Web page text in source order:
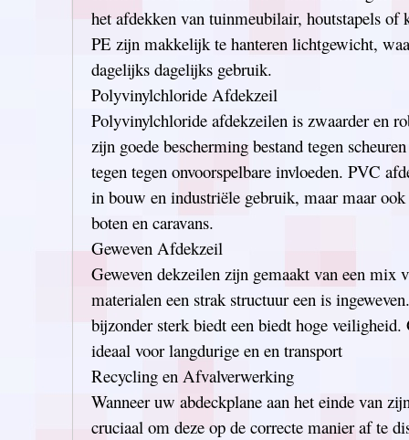
het afdekken van tuinmeubilair, houtstapels of
PE zijn makkelijk te hanteren lichtgewicht,
dagelijks dagelijks gebruik.
Polyvinylchloride Afdekzeil
Polyvinylchloride afdekzeilen is zwaarder en
zijn goede bescherming bestand tegen
tegen tegen onvoorspelbare invloeden. PVC
in bouw en industriële gebruik, maar maar
boten en caravans.
Geweven Afdekzeil
Geweven dekzeilen zijn gemaakt van een mix
materialen een strak structuur een is
bijzonder sterk biedt een biedt hoge veiligheid.
ideaal voor langdurige en en transport
Recycling en Afvalverwerking
Wanneer uw abdeckplane aan het einde van
cruciaal om deze op de correcte manier af te